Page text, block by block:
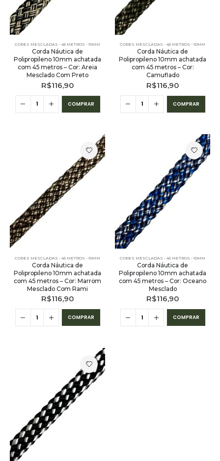
CORES MESCLADAS - 45 METROS - 10MM
Corda Náutica de
Polipropileno 10mm achatada
com 45 metros – Cor: Areia
Mesclado Com Preto
R$116,90
COMPRAR
CORES MESCLADAS - 45 METROS - 10MM
Corda Náutica de
Polipropileno 10mm achatada
com 45 metros – Cor:
Camuflado
R$116,90
COMPRAR
CORES MESCLADAS - 45 METROS - 10MM
Corda Náutica de
Polipropileno 10mm achatada
com 45 metros – Cor: Marrom
Mesclado Com Rami
R$116,90
COMPRAR
CORES MESCLADAS - 45 METROS - 10MM
Corda Náutica de
Polipropileno 10mm achatada
com 45 metros – Cor: Oceano
Mesclado
R$116,90
COMPRAR